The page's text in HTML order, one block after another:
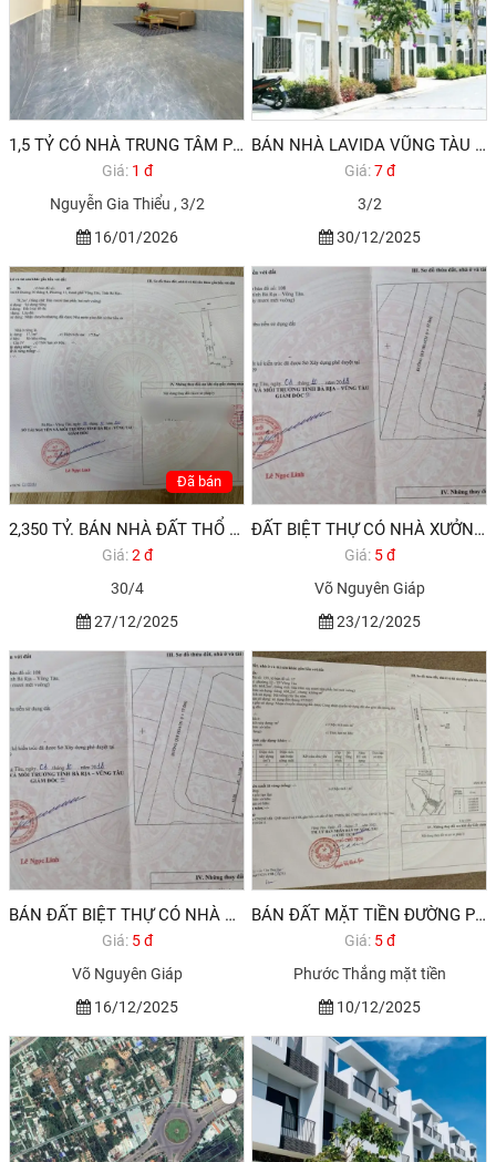
1,5 TỶ CÓ NHÀ TRUNG TÂM PHƯỜNG 12 VŨNG TÀU
Giá: 1 đ
Nguyễn Gia Thiểu , 3/2
16/01/2026
BÁN NHÀ LAVIDA VŨNG TÀU SỔ HỒNG RIÊNG
Giá:7 đ
3/2
30/12/2025
Đã bán
2,350 TỶ. BÁN NHÀ ĐẤT THỔ CƯ ĐƯỜNG 30/4 PHƯỜNG 12 VŨNG TÀU
Giá:2 đ
30/4
27/12/2025
ĐẤT BIỆT THỰ CÓ NHÀ XƯỞNG PHƯỜNG 12 VŨNG TÀU GIÁ SIÊU HỜI 20TR/M2
Giá: 5 đ
Võ Nguyên Giáp
23/12/2025
BÁN ĐẤT BIỆT THỰ CÓ NHÀ XƯỞNG VỪA CHO THU NHẬP HÀNG THÁNG VỪA SINH LỜI CAO NGAY KHI XUỐNG TIỀN TẠI T
Giá: 5 đ
Võ Nguyên Giáp
16/12/2025
BÁN ĐẤT MẶT TIỀN ĐƯỜNG PHƯỚC THẮNG P12 VŨNG TÀU
Giá: 5 đ
Phước Thắng mặt tiền
10/12/2025